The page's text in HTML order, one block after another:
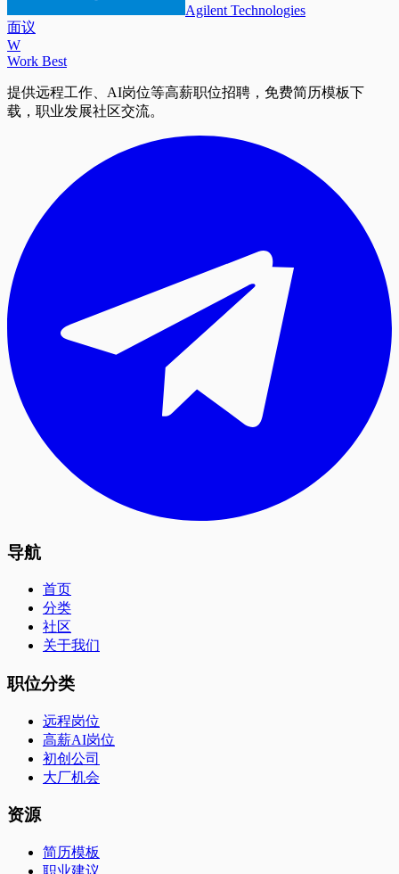
Agilent Technologies
面议
W
Work Best
提供远程工作、AI岗位等高薪职位招聘，免费简历模板下
载，职业发展社区交流。
导航
首页
分类
社区
关于我们
职位分类
远程岗位
高薪AI岗位
初创公司
大厂机会
资源
简历模板